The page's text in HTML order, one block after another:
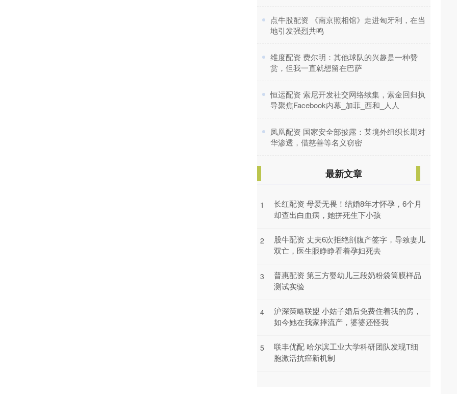
​点牛股配资 《南京照相馆》走进匈牙利，在当
地引发强烈共鸣
​维度配资 费尔明：其他球队的兴趣是一种赞
赏，但我一直就想留在巴萨
​恒运配资 索尼开发社交网络续集，索金回归执
导聚焦Facebook内幕_加菲_西和_人人
​凤凰配资 国家安全部披露：某境外组织长期对
华渗透，借慈善等名义窃密
最新文章
1
长红配资 母爱无畏！结婚8年才怀孕，6个月
却查出白血病，她拼死生下小孩
2
股牛配资 丈夫6次拒绝剖腹产签字，导致妻儿
双亡，医生眼睁睁看着孕妇死去
3
普惠配资 第三方婴幼儿三段奶粉袋筒膜样品
测试实验
4
沪深策略联盟 小姑子婚后免费住着我的房，
如今她在我家摔流产，婆婆还怪我
5
联丰优配 哈尔滨工业大学科研团队发现T细
胞激活抗癌新机制